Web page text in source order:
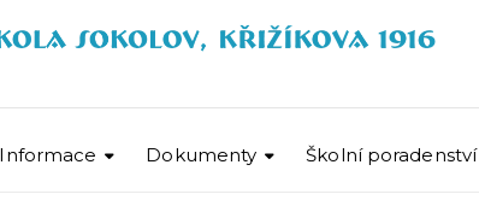
Informace Dokumenty Školní poradenství